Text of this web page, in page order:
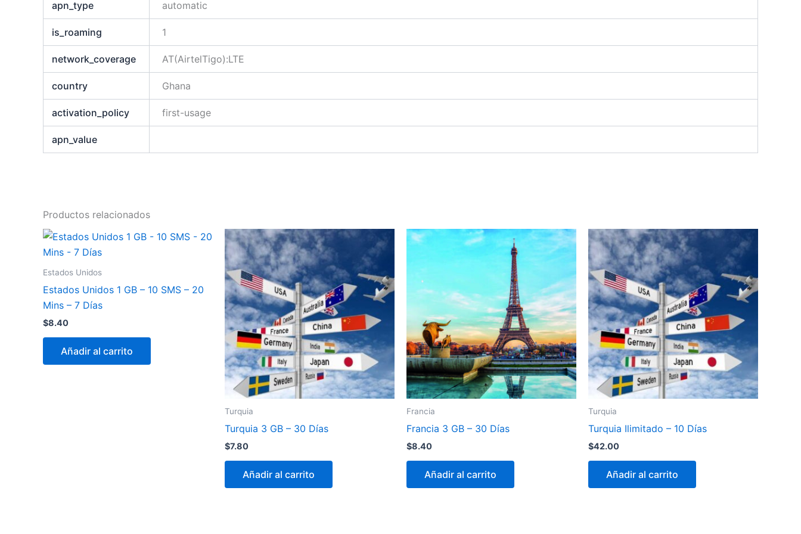
apn_type automatic
is_roaming 1
network_coverage AT(AirtelTigo):LTE
country Ghana
activation_policy first-usage
apn_value
Productos relacionados
Estados Unidos
Estados Unidos 1 GB – 10 SMS – 20
Mins – 7 Días
$8.40
Añadir al carrito
Turquia
Turquia 3 GB – 30 Días
$7.80
Añadir al carrito
Francia
Francia 3 GB – 30 Días
$8.40
Añadir al carrito
Turquia
Turquia Ilimitado – 10 Días
$42.00
Añadir al carrito